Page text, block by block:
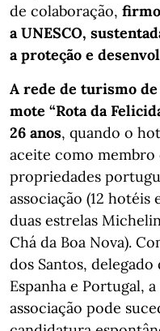
de colaboração,
a UNESCO,
a proteção e
A rede de turismo de
mote “Rota da
26 anos, quando o
aceite como membro
propriedades
associação (12
duas estrelas
Chá da Boa Nova).
dos Santos, delegado
Espanha e Portugal,
associação pode